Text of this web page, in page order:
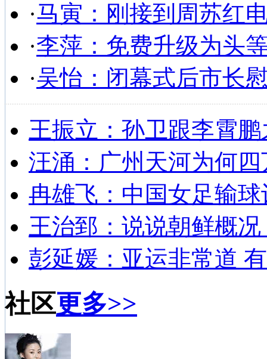
·马寅：刚接到周苏红
·李萍：免费升级为头
·吴怡：闭幕式后市长
王振立：孙卫跟李霄
汪涌：广州天河为何
冉雄飞：中国女足输
王治郅：说说朝鲜概
彭延媛：亚运非常道
社区更多>>